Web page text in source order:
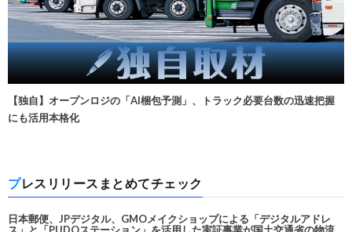
【独自】オープンロジの「AI梱包予測」、トラック必要台数の迅速把握
にも活用本格化
プレスリリースまとめてチェック
日本郵便、JPデジタル、GMOメイクショップによる「デジタルアドレ